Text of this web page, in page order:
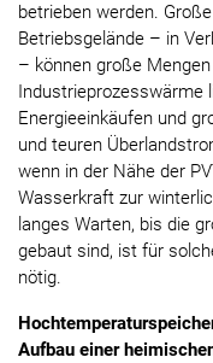
betrieben werden.
Betriebsgelände – in
– können große
Industrieprozesswärme
Energieeinkäufen und
und teuren
wenn in der Nähe der
Wasserkraft zur
langes Warten, bis die
gebaut sind, ist für
nötig.
Aufbau einer